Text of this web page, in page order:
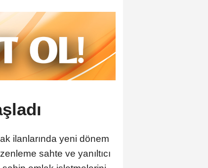
ilanlarında yeni dönem
sahte ve yanıltıcı